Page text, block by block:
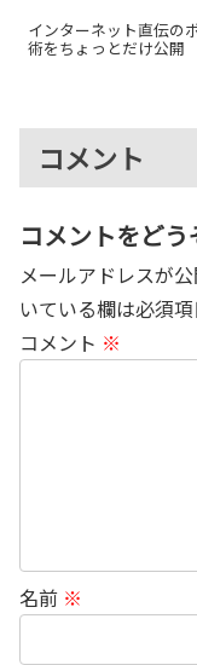
インターネット直伝の
術をちょっとだけ公開
コメント
コメントをどう
メールアドレスが
いている欄は必須
コメント ※
名前 ※